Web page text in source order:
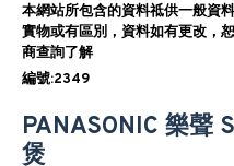
本網站所包含的資料祗供一般資
實物或有區別，資料如有更改，
商查詢了解
編號:2349
PANASONIC 樂聲
煲